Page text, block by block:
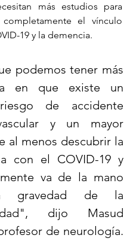
más estudios para
completamente el vínculo
19 y la demencia.
podemos tener más
en que existe un
de accidente
y un mayor
al menos descubrir la
con el COVID-19 y
va de la mano
gravedad de la
dijo Masud
de neurología.